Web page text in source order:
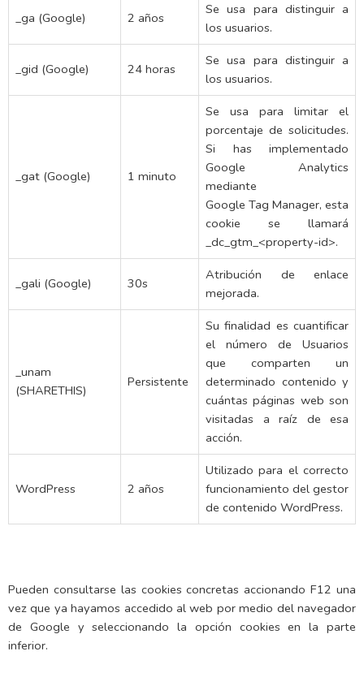
_ga (Google) 2 años
Se usa para distinguir a
los usuarios.
_gid (Google) 24 horas
Se usa para distinguir a
los usuarios.
_gat (Google) 1 minuto
Se usa para limitar el
porcentaje de solicitudes.
Si has implementado
Google Analytics
mediante
Google Tag Manager, esta
cookie se llamará
_dc_gtm_<property-id>.
_gali (Google) 30s
Atribución de enlace
mejorada.
_unam
(SHARETHIS)
Persistente
Su finalidad es cuantificar
el número de Usuarios
que comparten un
determinado contenido y
cuántas páginas web son
visitadas a raíz de esa
acción.
WordPress 2 años
Utilizado para el correcto
funcionamiento del gestor
de contenido WordPress.
Pueden consultarse las cookies concretas accionando F12 una
vez que ya hayamos accedido al web por medio del navegador
de Google y seleccionando la opción cookies en la parte
inferior.